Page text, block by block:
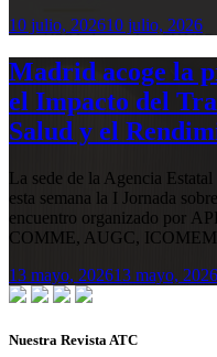
10 julio, 202610 julio, 2026
Madrid acoge la
el Impacto del
Salud y el
La sede de la Agencia
esta semana la I Jornada
encuentro organizado por
COMME, AUGC,
13 mayo, 202613 mayo, 2026
Nuestra Revista ATC